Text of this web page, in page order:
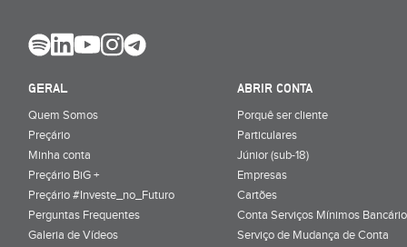
GERAL
Quem Somos
Preçário
Minha conta
Preçário BiG +
Preçário #Investe_no_Futuro
Perguntas Frequentes
Galeria de Vídeos
ABRIR CONTA
Porquê ser cliente
Particulares
Júnior (sub-18)
Empresas
Cartões
Conta Serviços Mínimos
Serviço de Mudança de Conta